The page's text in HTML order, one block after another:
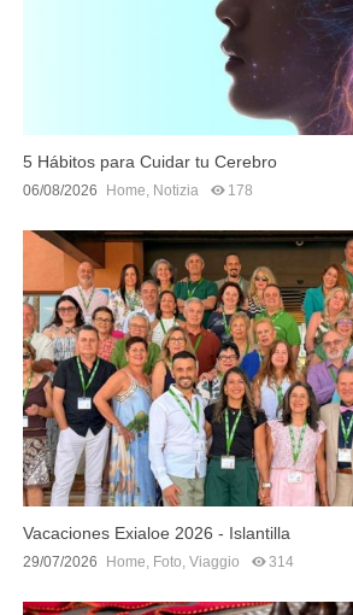
5 Hábitos para Cuidar tu Cerebro
06/08/2026 Home Notizia 178
Vacaciones Exialoe 2026 - Islantilla
29/07/2026 Home Foto ,Viaggio 314